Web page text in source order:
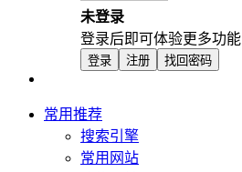
未登录
登录后即可体验更多功能
登录 注册 找回密码
常用推荐
搜索引擎
常用网站